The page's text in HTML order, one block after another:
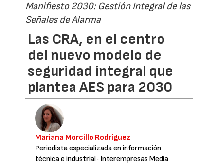
Manifiesto 2030: Gestión Integral de las
Señales de Alarma
Las CRA, en el centro
del nuevo modelo de
seguridad integral que
plantea AES para 2030
Mariana Morcillo Rodríguez
Periodista especializada en información
técnica e industrial· Interempresas Media